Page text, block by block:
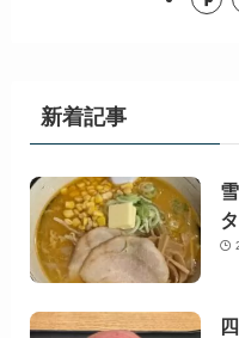
新着記事